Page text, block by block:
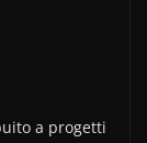
a progetti